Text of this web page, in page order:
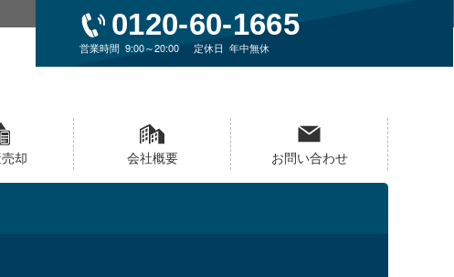
0120-60-1665
営業時間 9:00～20:00 定休日 年中無休
却 会社概要 お問い合わせ